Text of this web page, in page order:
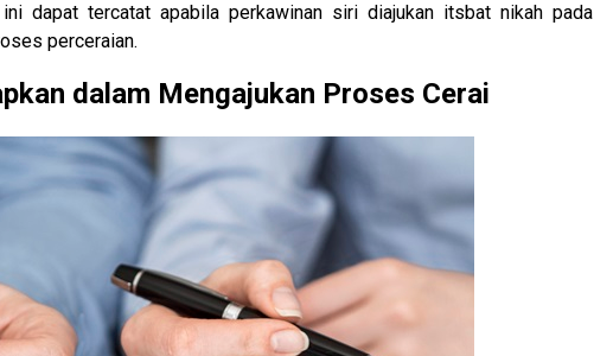
dapat tercatat apabila perkawinan siri diajukan itsbat nikah pada
perceraian.
dalam Mengajukan Proses Cerai